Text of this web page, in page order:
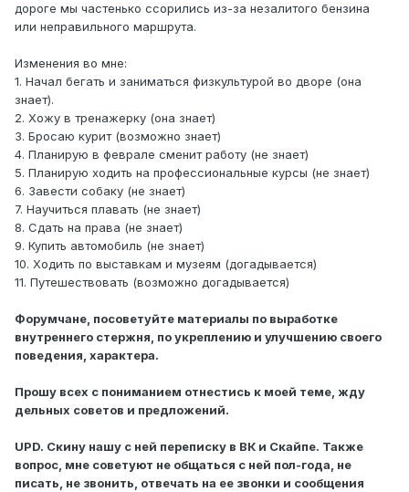
дороге мы частенько ссорились из-за незалитого бензина
или неправильного маршрута.
Изменения во мне:
1. Начал бегать и заниматься физкультурой во дворе (она
знает).
2. Хожу в тренажерку (она знает)
3. Бросаю курит (возможно знает)
4. Планирую в феврале сменит работу (не знает)
5. Планирую ходить на профессиональные курсы (не знает)
6. Завести собаку (не знает)
7. Научиться плавать (не знает)
8. Сдать на права (не знает)
9. Купить автомобиль (не знает)
10. Ходить по выставкам и музеям (догадывается)
11. Путешествовать (возможно догадывается)
Форумчане, посоветуйте материалы по выработке
внутреннего стержня, по укреплению и улучшению своего
поведения, характера.
Прошу всех с пониманием отнестись к моей теме, жду
дельных советов и предложений.
UPD. Скину нашу с ней переписку в ВК и Скайпе. Также
вопрос, мне советуют не общаться с ней пол-года, не
писать, не звонить, отвечать на ее звонки и сообщения